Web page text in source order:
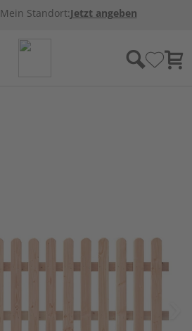
Mein Standort:Jetzt angeben